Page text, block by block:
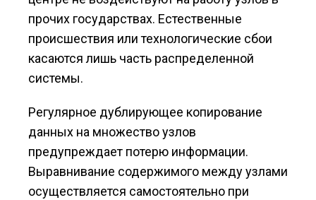
прочих государствах. Естественные
происшествия или технологические сбои
касаются лишь часть распределенной
системы.
Регулярное дублирующее копирование
данных на множество узлов
предупреждает потерю информации.
Выравнивание содержимого между узлами
осуществляется самостоятельно при